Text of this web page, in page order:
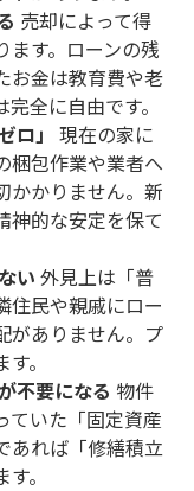
売却によって得
ます。ローンの残
お金は教育費や老
全に自由です。
」 現在の家に
梱包作業や業者へ
かかりません。新
神的な安定を保て
い 外見上は「普
住民や親戚にロー
がありません。プ
。
不要になる 物件
ていた「固定資産
あれば「修繕積立
。